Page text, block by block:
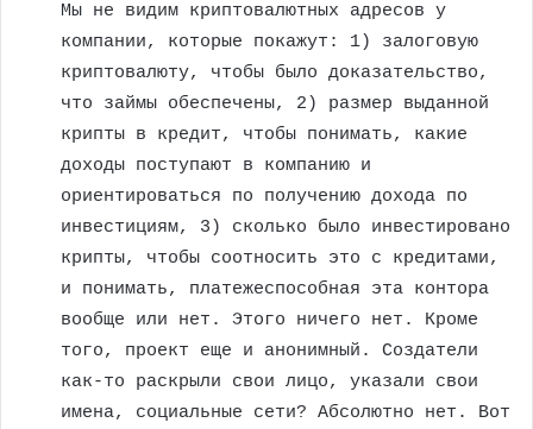
Мы не видим криптовалютных адресов у
компании, которые покажут: 1) залоговую
криптовалюту, чтобы было доказательство,
что займы обеспечены, 2) размер выданной
крипты в кредит, чтобы понимать, какие
доходы поступают в компанию и
ориентироваться по получению дохода по
инвестициям, 3) сколько было инвестировано
крипты, чтобы соотносить это с кредитами,
и понимать, платежеспособная эта контора
вообще или нет. Этого ничего нет. Кроме
того, проект еще и анонимный. Создатели
как-то раскрыли свои лицо, указали свои
имена, социальные сети? Абсолютно нет. Вот